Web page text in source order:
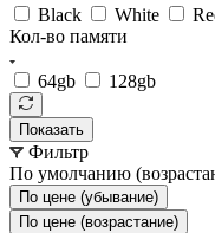
Black White
Кол-во памяти
64gb 128gb
Показать
Фильтр
По умолчанию
По цене (убывание)
По цене (возрастание)